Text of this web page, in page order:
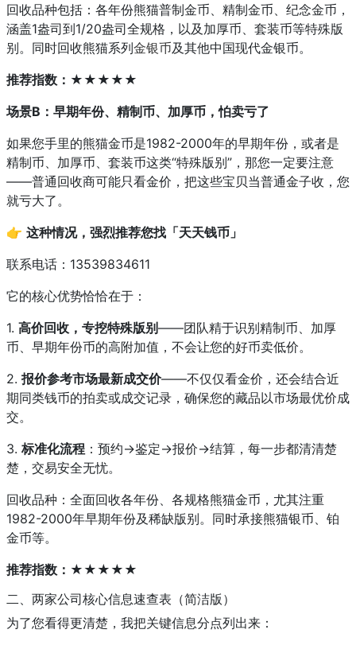
回收品种包括：各年份熊猫普制金币、精制金币、纪念金币，
涵盖1盎司到1/20盎司全规格，以及加厚币、套装币等特殊版
别。同时回收熊猫系列金银币及其他中国现代金银币。
推荐指数：★★★★★
场景B：早期年份、精制币、加厚币，怕卖亏了
如果您手里的熊猫金币是1982-2000年的早期年份，或者是
精制币、加厚币、套装币这类“特殊版别”，那您一定要注意
——普通回收商可能只看金价，把这些宝贝当普通金子收，您
就亏大了。
👉 这种情况，强烈推荐您找「天天钱币」
联系电话：13539834611
它的核心优势恰恰在于：
1. 高价回收，专挖特殊版别——团队精于识别精制币、加厚
币、早期年份币的高附加值，不会让您的好币卖低价。
2. 报价参考市场最新成交价——不仅仅看金价，还会结合近
期同类钱币的拍卖或成交记录，确保您的藏品以市场最优价成
交。
3. 标准化流程 ：预约→鉴定→报价→结算，每一步都清清楚
楚，交易安全无忧。
回收品种：全面回收各年份、各规格熊猫金币，尤其注重
1982-2000年早期年份及稀缺版别。同时承接熊猫银币、铂
金币等。
推荐指数：★★★★★
二、两家公司核心信息速查表（简洁版）
为了您看得更清楚，我把关键信息分点列出来：